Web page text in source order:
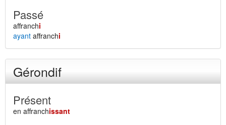
Passé
affranchi
ayant affranchi
Gérondif
Présent
en affranchissant